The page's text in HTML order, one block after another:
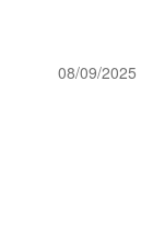
08/09/2025